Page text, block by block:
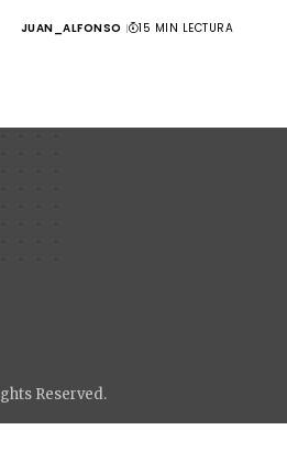
JUAN_ALFONSO 15 MIN LECTURA
Reserved.